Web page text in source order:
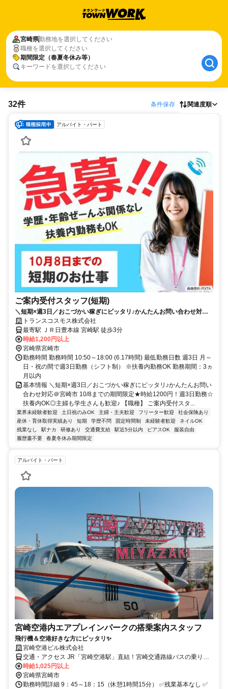
宮崎県勤務地を選択してください
職種を選択してください
期間限定（春夏冬休み等）
キーワードを選択してください
32件 条件保存 関連度順
アルバイト・パート
ご案内受付スタッフ(短期)
＼短期×週3日／おこづかい稼ぎにピッタリ♪かんたんお問い合わせ対応
＠宮崎市
トランスコスモス株式会社
最寄駅 ＪＲ日豊本線 宮崎駅 徒歩3分
時給1,200円以上
宮崎県宮崎市
勤務時間 勤務時間 10:50～18:00 (6.17時間) 最低勤務日数 週3日 月～
日・祝の間で週3日勤務（シフト制） ※扶養内勤務OK 勤務期間：3ヵ
月以内
基本情報 ＼短期×週3日／おこづかい稼ぎにピッタリ♪かんたんお問い
合わせ対応＠宮崎市 10/8までの期間限定★時給1200円！週3日勤務☆
扶養内OK◎主婦も学生さんも歓迎♪ 【職種】 ご案内受付スタ...
業界未経験者歓迎 土日祝のみOK 主婦・主夫歓迎 フリーター歓迎
社会保険あり
産休・育休取得実績あり
短期 学歴不問 固定時間制 未経験者歓迎
ネイルOK
残業なし
駅ナカ 研修あり 交通費支給 駅近5分以内 ピアスOK
服装自由
履歴書不要
春夏冬休み期間限定
アルバイト・パート
宮崎空港内エアプレインパークの搭乗案内スタッフ
飛行機＆空港好きな方にピッタリ✨
宮崎空港ビル株式会社
交通・アクセス JR「宮崎空港駅」直結！宮崎交通路線バスの乗り入
れもあります◎
時給1,025円以上
宮崎県宮崎市
勤務時間詳細 9：45～18：15（休憩1時間15分） ✅残業基本なし ✅